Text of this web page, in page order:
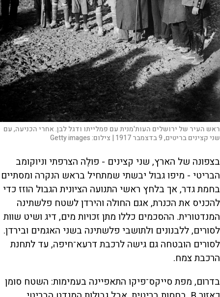
ראש העיר של ירושלים העות'מנית עם פמלייתו ודגל לבן. אחרי הכניעה, עם
שני קצינים בריטים, 9 בדצמבר 1917 |
צילום:Getty images
בצפונה של הארץ, שני קצינים - פולֶה הצרפתי וניוקומב
הבריטי - מיפו גבול יבשתי שמתחיל בראש הנקרה ומסתיים
בחמת גדר, אך בלחץ ראשי התנועה הציונית הגבול הוזז כדי
להכניס את הכנרת, אגם החולה והירדן לשטח פלשתינה
המנדטורית. ההסכמים כללו מתן זכויות מים, דיג ושיט שוות
לסורים, ללבנונים ולתושבי פלשתינה בשני האגמים ובירדן.
לסורים הובטחה גם גישה לרכבת דרעא־חיפה, עד לתחנת
הרכבת צמח.
בדרום, מפת סייקס־פיקו התאפיינה בעמימות: השטח סומן